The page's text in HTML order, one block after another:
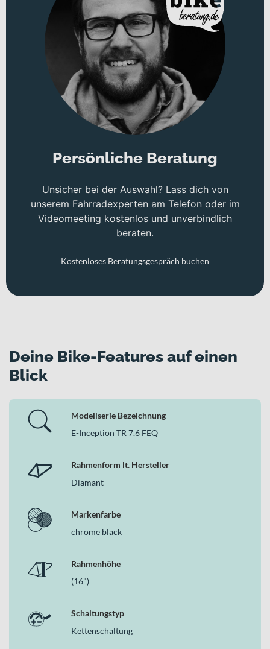
Persönliche Beratung
Unsicher bei der Auswahl? Lass dich von
unserem Fahrradexperten am Telefon oder im
Videomeeting kostenlos und unverbindlich
beraten.
Kostenloses Beratungsgespräch buchen
Deine Bike-Features auf einen
Blick
Modellserie Bezeichnung
E-Inception TR 7.6 FEQ
Rahmenform lt. Hersteller
Diamant
Markenfarbe
chrome black
Rahmenhöhe
(16")
Schaltungstyp
Kettenschaltung